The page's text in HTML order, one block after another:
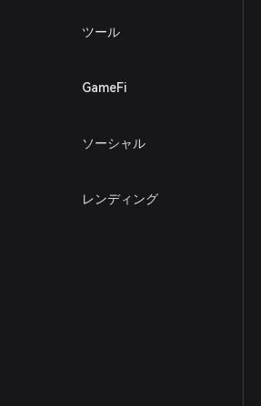
ツール
GameFi
ソーシャル
レンディング